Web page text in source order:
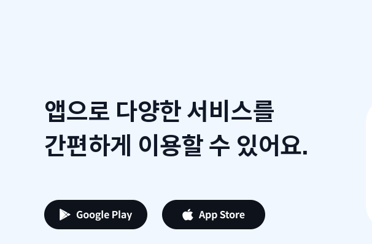
앱으로 다양한 서비스를
간편하게 이용할 수 있어요.